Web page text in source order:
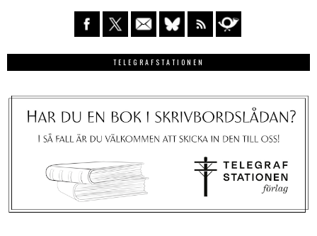
TELEGRAFSTATIONEN